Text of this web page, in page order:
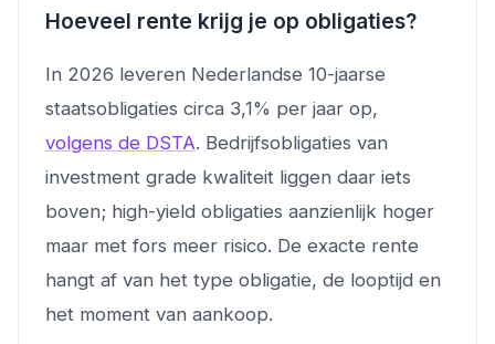
Hoeveel rente krijg je op obligaties?
In 2026 leveren Nederlandse 10-jaarse
staatsobligaties circa 3,1% per jaar op,
volgens de DSTA. Bedrijfsobligaties van
investment grade kwaliteit liggen daar iets
boven; high-yield obligaties aanzienlijk hoger
maar met fors meer risico. De exacte rente
hangt af van het type obligatie, de looptijd en
het moment van aankoop.